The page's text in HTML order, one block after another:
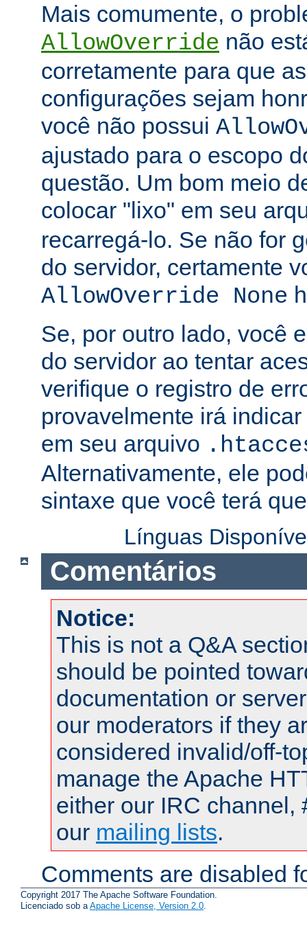
Mais comumente, o
AllowOverride não
corretamente para que
configurações sejam
você não possui
ajustado para o escopo
questão. Um bom meio
colocar "lixo" em seu
recarregá-lo. Se não for
do servidor, certamente
AllowOverride None
Se, por outro lado, você
do servidor ao tentar
verifique o registro de
provavelmente irá
em seu arquivo
Alternativamente, ele
sintaxe que você terá
Línguas
Comentários
Notice:
This is not a Q&A
should be pointed
documentation or
our moderators if they
considered invalid/off-
manage the Apache
either our IRC channel,
our mailing lists.
Comments are disabled
Copyright 2017 The Apache Software Foundation.
Licenciado sob aApache License, Version 2.0.